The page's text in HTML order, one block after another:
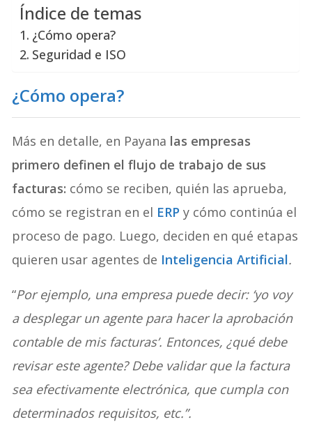
Índice de temas
¿Cómo opera?
Seguridad e ISO
¿Cómo opera?
Más en detalle, en Payana las empresas
primero definen el flujo de trabajo de sus
facturas: cómo se reciben, quién las aprueba,
cómo se registran en el ERP y cómo continúa el
proceso de pago. Luego, deciden en qué etapas
quieren usar agentes de Inteligencia Artificial.
“Por ejemplo, una empresa puede decir: ‘yo voy
a desplegar un agente para hacer la aprobación
contable de mis facturas’. Entonces, ¿qué debe
revisar este agente? Debe validar que la factura
sea efectivamente electrónica, que cumpla con
determinados requisitos, etc.”.